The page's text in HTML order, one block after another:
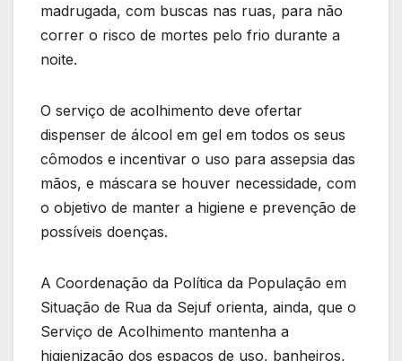
madrugada, com buscas nas ruas, para não
correr o risco de mortes pelo frio durante a
noite.
O serviço de acolhimento deve ofertar
dispenser de álcool em gel em todos os seus
cômodos e incentivar o uso para assepsia das
mãos, e máscara se houver necessidade, com
o objetivo de manter a higiene e prevenção de
possíveis doenças.
A Coordenação da Política da População em
Situação de Rua da Sejuf orienta, ainda, que o
Serviço de Acolhimento mantenha a
higienização dos espaços de uso, banheiros,